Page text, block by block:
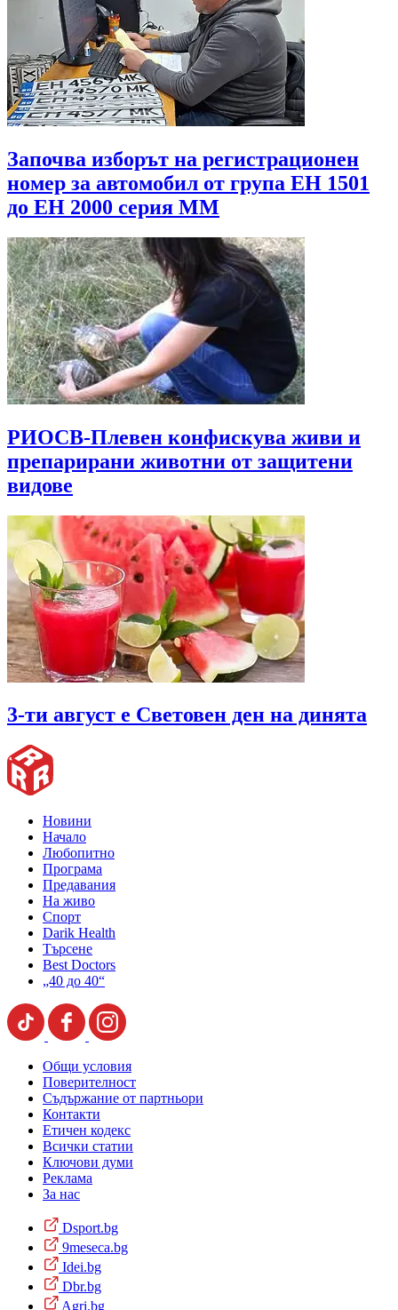
Започва изборът на регистрационен
номер за автомобил от група ЕН 1501
до EH 2000 серия MМ
РИОСВ-Плевен конфискува живи и
препарирани животни от защитени
видове
3-ти август е Световен ден на динята
Новини
Начало
Любопитно
Програма
Предавания
На живо
Спорт
Darik Health
Търсене
Best Doctors
„40 до 40“
Общи условия
Поверителност
Съдържание от партньори
Контакти
Етичен кодекс
Всички статии
Ключови думи
Реклама
За нас
Dsport.bg
9meseca.bg
Idei.bg
Dbr.bg
Agri.bg